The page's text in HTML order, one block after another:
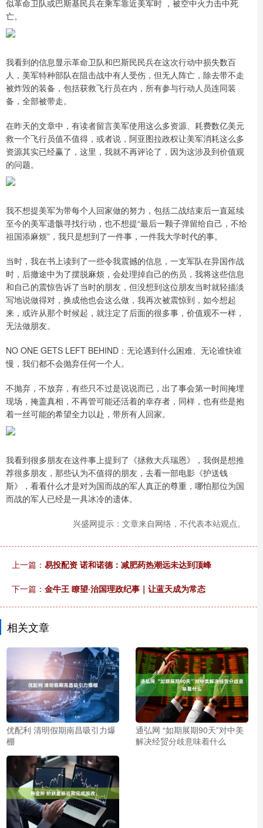
似革命卫队或巴斯基民兵在乘车靠近美军时 ，被空中火力击中死
亡。
我看到的信息显示革命卫队和巴斯民民兵在这次行动中损失数百
人，美军特种部队在阻击战中有人受伤，但无人阵亡，除去带不走
被炸毁的装备，包括获救飞行员在内，所有参与行动人员连同装
备，全部被带走。
在昨天的文章中，有读者留言美军使用这么多资源、耗费数亿美元
救一个飞行员值不值得，或者说，阿亚图拉政权让美军消耗这么多
资源其实已经赢了，这里，我就不再评论了，因为这涉及到价值观
的问题。
我不想提美军为带每个人回家做的努力，包括二战结束后一直延续
至今的美军遗骸寻找行动，也不想提“最后一颗子弹留给自己，不给
祖国添麻烦”，我只是想到了一件事，一件我大学时代的事。
当时，我在书上读到了一些令我震撼的信息，一支军队在异国作战
时，后撤途中为了摆脱麻烦，会处理掉自己的伤员，我将这些信息
和自己的震惊告诉了当时的朋友，但没想到这位朋友当时就轻描淡
写地说做得对，换成他也会这么做，我再次被震惊到，如今想起
来，或许从那个时候起，就注定了后面的很多事，价值观不一样，
无法做朋友。
NO ONE GETS LEFT BEHIND：无论遇到什么困难、无论谁快谁
慢，我们都不会抛弃任何一个人。
不抛弃，不放弃，有些只不过是说说而已，出了事会第一时间掩埋
现场，掩盖真相，不再管可能还活着的幸存者，同样，也有些是抱
着一丝可能的希望全力以赴，带所有人回家。
我看到很多朋友在这件事上提到了《拯救大兵瑞恩》，我倒是想推
荐很多朋友，那些认为不值得的朋友，去看一部电影《护送钱
斯》，看看什么才是对为国而战的军人真正的尊重，哪怕那位为国
而战的军人已经是一具冰冷的遗体。
兴盛网提示：文章来自网络，不代表本站观点。
上一篇： 易投配资 诺和诺德：减肥药热潮远未达到顶峰
下一篇： 金牛王 瞭望·治国理政纪事｜让蓝天成为常态
相关文章
优配利 清明假期南昌吸引力爆
棚
通弘网 “如期展期90天”对中美
解决经贸分歧意味着什么